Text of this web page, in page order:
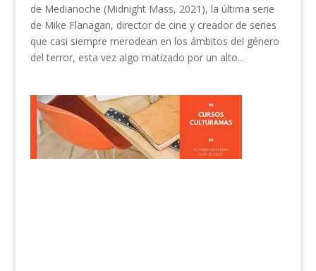
de Medianoche (Midnight Mass, 2021), la última serie
de Mike Flanagan, director de cine y creador de series
que casi siempre merodean en los ámbitos del género
del terror, esta vez algo matizado por un alto...